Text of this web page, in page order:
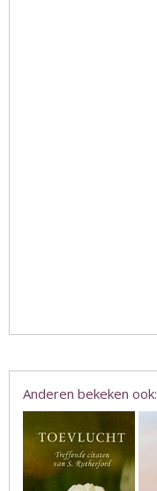
Anderen bekeken ook: